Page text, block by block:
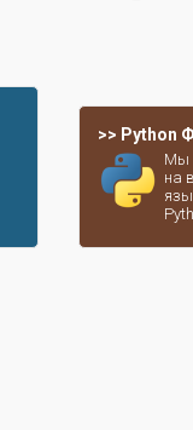
>> Python
Мы
на